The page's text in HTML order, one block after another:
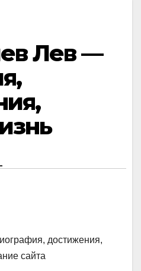
Лев —